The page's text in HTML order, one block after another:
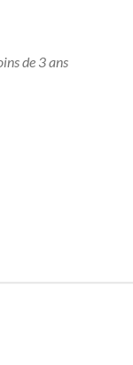
de 3 ans